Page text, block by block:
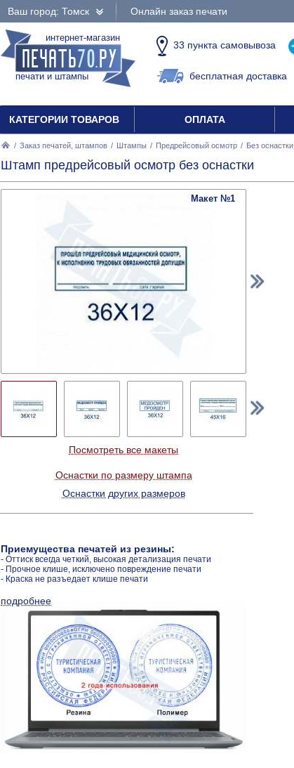
Ваш город: Томск Онлайн заказ печати
интернет-магазин
печати и штампы
33 пункта самовывоза
бесплатная доставка
КАТЕГОРИИ ТОВАРОВ ОПЛАТА
/ Заказ печатей, штампов / Штампы / Предрейсовый осмотр / Без оснастки
Штамп предрейсовый осмотр без оснастки
Макет №1
Посмотреть все макеты
Оснастки по размеру штампа
Оснастки других размеров
Приемущества печатей из резины:
- Оттиск всегда четкий, высокая детализация печати
- Прочное клише, исключено повреждение печати
- Краска не разъедает клише печати
подробнее